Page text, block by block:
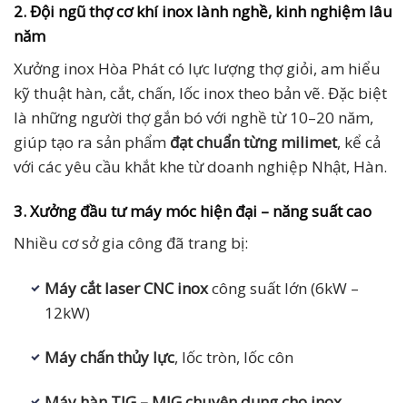
2. Đội ngũ thợ cơ khí inox lành nghề, kinh nghiệm lâu
năm
Xưởng inox Hòa Phát có lực lượng thợ giỏi, am hiểu
kỹ thuật hàn, cắt, chấn, lốc inox theo bản vẽ. Đặc biệt
là những người thợ gắn bó với nghề từ 10–20 năm,
giúp tạo ra sản phẩm đạt chuẩn từng milimet, kể cả
với các yêu cầu khắt khe từ doanh nghiệp Nhật, Hàn.
3. Xưởng đầu tư máy móc hiện đại – năng suất cao
Nhiều cơ sở gia công đã trang bị:
Máy cắt laser CNC inoxcông suất lớn (6kW –
12kW)
Máy chấn thủy lực, lốc tròn, lốc côn